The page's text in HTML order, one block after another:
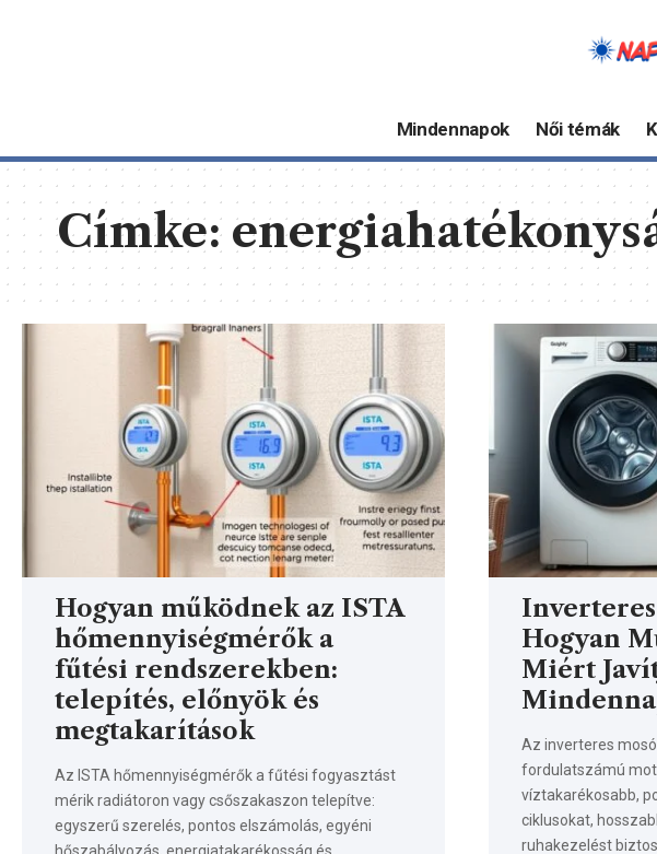
Mindennapok Női témák
Címke:
Hogyan működnek az ISTA
hőmennyiségmérők a
fűtési rendszerekben:
telepítés, előnyök és
megtakarítások
Az ISTA hőmennyiségmérők a fűtési fogyasztást
mérik radiátoron vagy csőszakaszon telepítve:
egyszerű szerelés, pontos elszámolás, egyéni
hőszabályozás, energiatakarékosság és
Hogyan
Miért
Az inverteres
fordulatszámú
víztakarékosabb,
ciklusokat,
ruhakezelést